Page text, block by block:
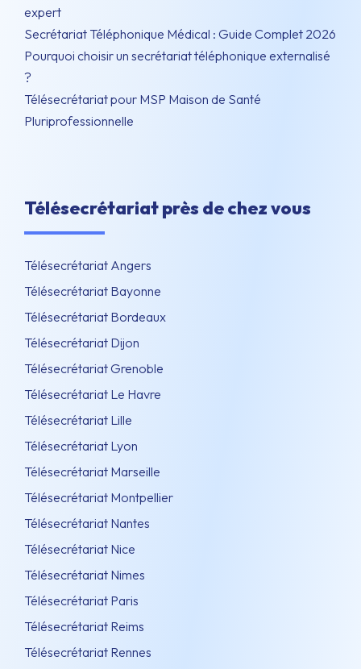
expert
Secrétariat Téléphonique Médical : Guide Complet 2026
Pourquoi choisir un secrétariat téléphonique externalisé
?
Télésecrétariat pour MSP Maison de Santé
Pluriprofessionnelle
Télésecrétariat près de chez vous
Télésecrétariat Angers
Télésecrétariat Bayonne
Télésecrétariat Bordeaux
Télésecrétariat Dijon
Télésecrétariat Grenoble
Télésecrétariat Le Havre
Télésecrétariat Lille
Télésecrétariat Lyon
Télésecrétariat Marseille
Télésecrétariat Montpellier
Télésecrétariat Nantes
Télésecrétariat Nice
Télésecrétariat Nimes
Télésecrétariat Paris
Télésecrétariat Reims
Télésecrétariat Rennes